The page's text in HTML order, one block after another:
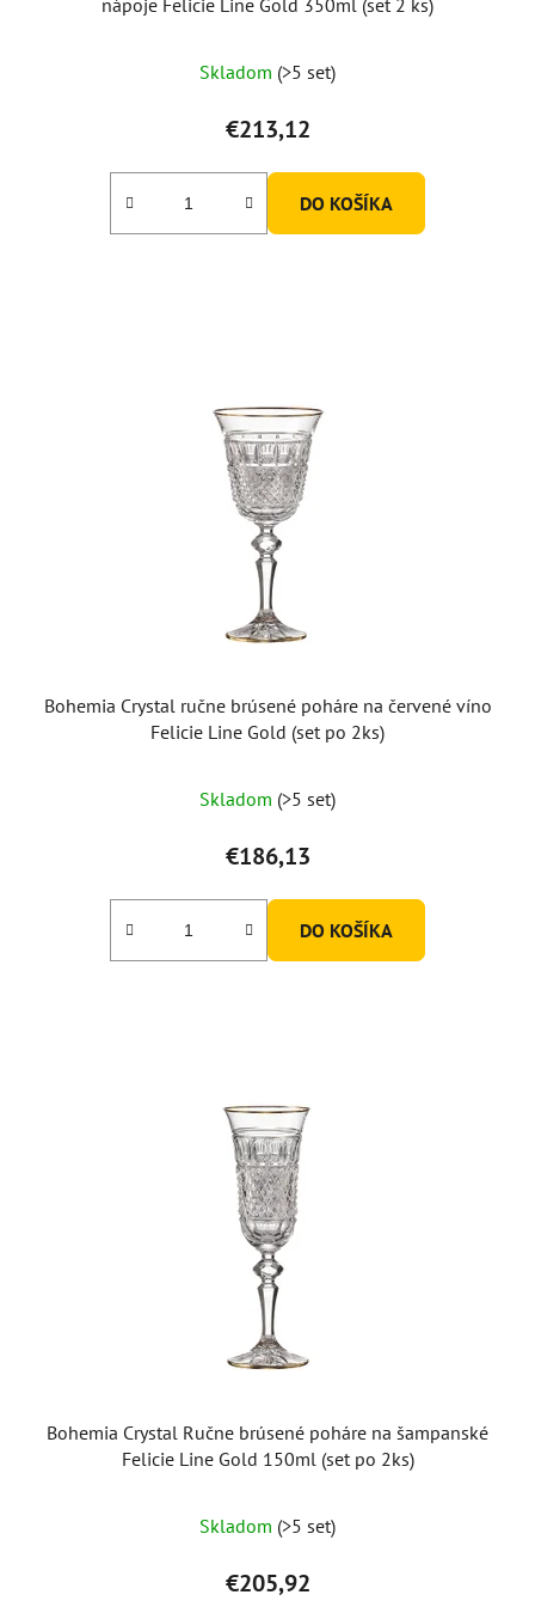
Skladom (>5 set)
€213,12
DO KOŠÍKA
Bohemia Crystal ručne brúsené poháre na červené víno
Felicie Line Gold (set po 2ks)
Skladom (>5 set)
€186,13
DO KOŠÍKA
Bohemia Crystal Ručne brúsené poháre na šampanské
Felicie Line Gold 150ml (set po 2ks)
Skladom (>5 set)
€205,92